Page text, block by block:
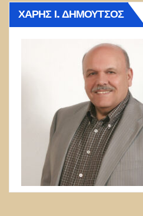
ΧΆΡΗΣ Ι. ΔΗΜΟΎΤΣΟΣ